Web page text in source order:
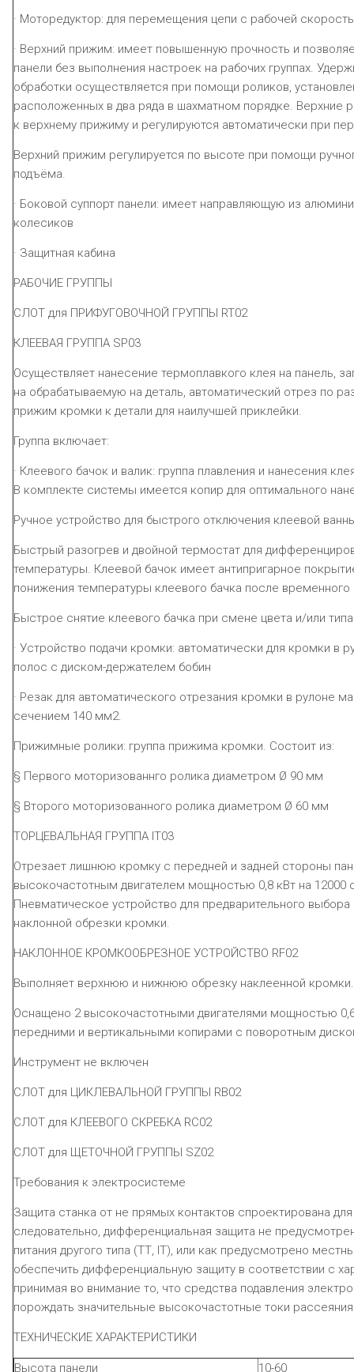
· Моторедуктор: для перемещения цепи с рабочей
· Верхний прижим: имеет повышенную прочность и
панели без выполнения настроек на рабочих группах.
обработки осуществляется при помощи роликов,
расположенных в два ряда в шахматном порядке. Верхние
к верхнему прижиму и регулируются автоматически при
Верхний прижим регулируется по высоте при помощи
подъёма.
· Боковой суппорт панели: имеет направляющую из
колесиков
· Защитная кабина
РАБОЧИЕ ГРУППЫ
СЛОТ для ПРИФУГОВОЧНОЙ ГРУППЫ RT02
КЛЕЕВАЯ ГРУППА SP03
Осуществляет нанесение термоплавкого клея на панель,
на обрабатываемую на деталь, автоматический отрез по
прижим кромки к детали для наилучшей приклейки.
Группа включает:
· Клеевого бачок и валик: группа плавления и нанесения
В комплекте системы имеется копир для оптимального
Ручное устройство для быстрого отключения клеевой
Быстрый разогрев и двойной термостат для
температуры. Клеевой бачок имеет антипригарное
понижения температуры клеевого бачка после временного
Быстрое снятие клеевого бачка при смене цвета и/или
· Устройство подачи кромки: автоматически для кромки в
полос с диском-держателем бобин
· Резак для автоматического отрезания кромки в рулоне
сечением 140 мм2.
Прижимные ролики: группа прижима кромки. Состоит из:
§ Первого моторизованнго ролика диаметром Ø 90 мм
§ Второго моторизованного ролика диаметром Ø 60 мм
ТОРЦЕВАЛЬНАЯ ГРУППА IT03
Отрезает лишнюю кромку с передней и задней стороны
высокочастотным двигателем мощностью 0,8 кВт на 12000
Пневматическое устройство для предварительного выбора
наклонной обрезки кромки.
НАКЛОННОЕ КРОМКООБРЕЗНОЕ УСТРОЙСТВО RF02
Выполняет верхнюю и нижнюю обрезку наклеенной кромки.
Оснащено 2 высокочастотными двигателями мощностью
передними и вертикальными копирами с поворотным
Инструмент не включен
СЛОТ для ЦИКЛЕВАЛЬНОЙ ГРУППЫ RB02
СЛОТ для КЛЕЕВОГО СКРЕБКА RC02
СЛОТ для ЩЕТОЧНОЙ ГРУППЫ SZ02
Требования к электросистеме
Защита станка от не прямых контактов спроектирована
следовательно, дифференциальная защита не
питания другого типа (TT, IT), или как предусмотрено
обеспечить дифференциальную защиту в соответствии с
принимая во внимание то, что средства подавления
порождать значительные высокочастотные токи
ТЕХНИЧЕСКИЕ ХАРАКТЕРИСТИКИ
Высота панели 10-60